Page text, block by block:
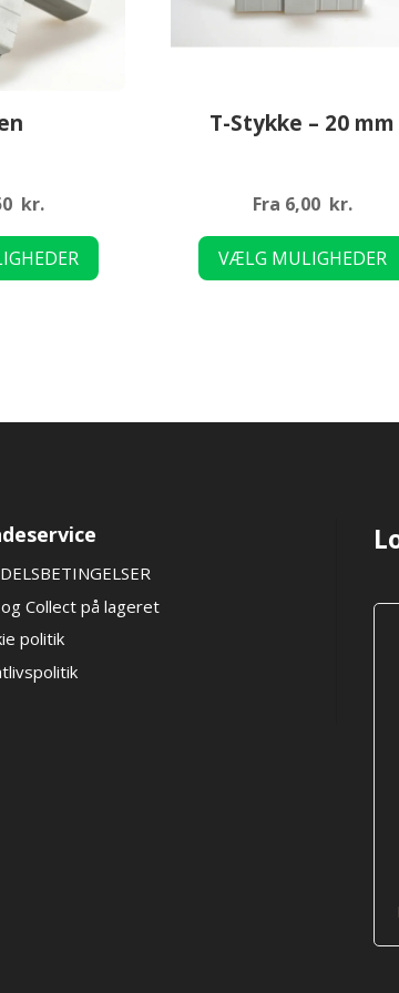
kr.
T-Stykke – 20 mm
Fra 6,00 kr.
VÆLG MULIGHEDER
og Collect på lageret
politik